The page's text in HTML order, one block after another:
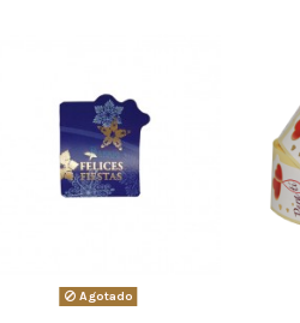
Agotado